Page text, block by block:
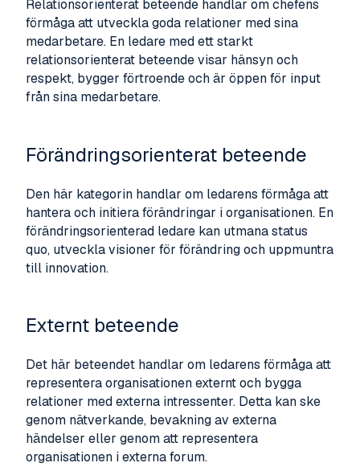
Relationsorienterat beteende handlar om chefens
förmåga att utveckla goda relationer med sina
medarbetare. En ledare med ett starkt
relationsorienterat beteende visar hänsyn och
respekt, bygger förtroende och är öppen för input
från sina medarbetare.
Förändringsorienterat beteende
Den här kategorin handlar om ledarens förmåga att
hantera och initiera förändringar i organisationen. En
förändringsorienterad ledare kan utmana status
quo, utveckla visioner för förändring och uppmuntra
till innovation.
Externt beteende
Det här beteendet handlar om ledarens förmåga att
representera organisationen externt och bygga
relationer med externa intressenter. Detta kan ske
genom nätverkande, bevakning av externa
händelser eller genom att representera
organisationen i externa forum.